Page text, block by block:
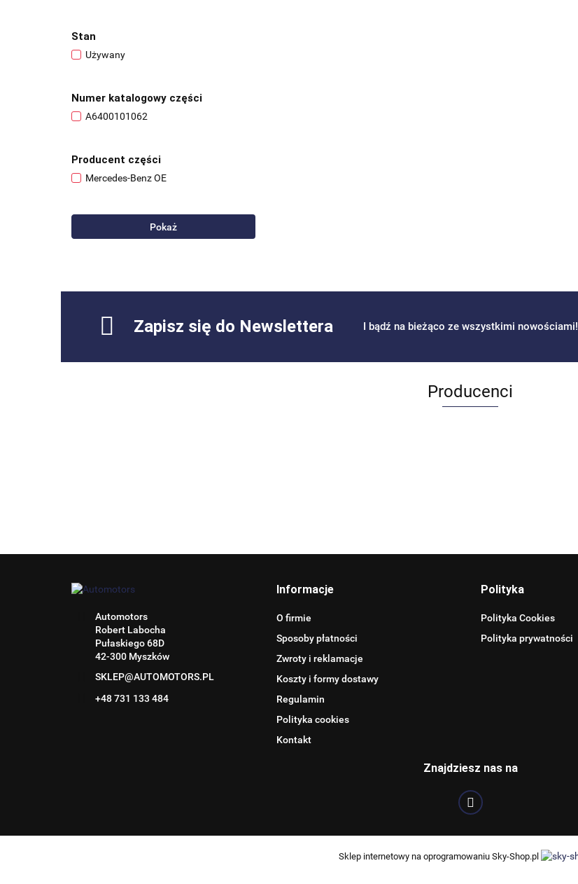
Stan
Używany
Numer katalogowy części
A6400101062
Producent części
Mercedes-Benz OE
Pokaż
Zapisz się do Newslettera I bądź na bieżąco ze wszystkimi nowościami!
Producenci
BLAUPUNKT
Automotors
Robert Labocha
Pułaskiego 68D
42-300 Myszków
SKLEP@AUTOMOTORS.PL
+48 731 133 484
Informacje
O firmie
Sposoby płatności
Zwroty i reklamacje
Koszty i formy dostawy
Regulamin
Polityka cookies
Kontakt
Polityka
Polityka Cookies
Polityka prywatności
Znajdziesz nas na
Sklep internetowy na oprogramowaniu Sky-Shop.pl